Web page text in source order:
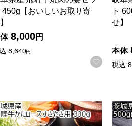
入りに登録する
450g【おいしいお取り寄
8,000円
8,640円
お気に
ト
せ】
本体
税込
いしいお取り寄せ】
県産 常陸牛かたロースすきやき用
茨城